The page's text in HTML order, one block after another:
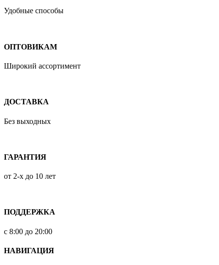
Удобные способы
ОПТОВИКАМ
Широкий ассортимент
ДОСТАВКА
Без выходных
ГАРАНТИЯ
от 2-х до 10 лет
ПОДДЕРЖКА
с 8:00 до 20:00
НАВИГАЦИЯ